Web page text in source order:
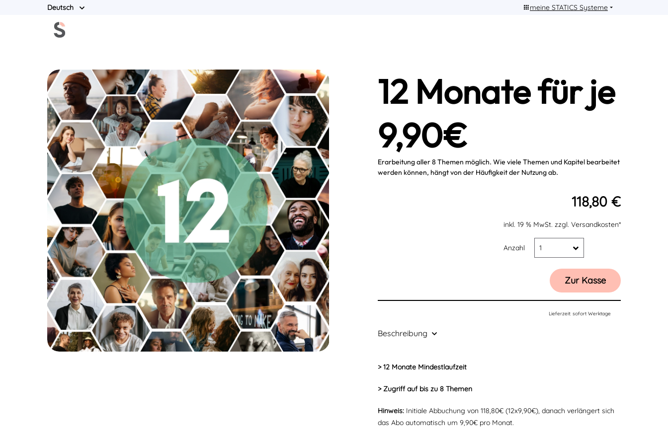
Deutsch meine STATICS Systeme
12 Monate für je
9,90€
Erarbeitung aller 8 Themen möglich. Wie viele Themen und Kapitel bearbeitet
werden können, hängt von der Häufigkeit der Nutzung ab.
118,80 €
inkl. 19 % MwSt. zzgl. Versandkosten*
Anzahl 1
Zur Kasse
Lieferzeit: sofort Werktage
Beschreibung
> 12 Monate Mindestlaufzeit
> Zugriff auf bis zu 8 Themen
Hinweis: Initiale Abbuchung von 118,80€ (12x9,90€), danach verlängert sich
das Abo automatisch um 9,90€ pro Monat.